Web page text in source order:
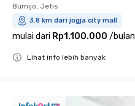
Bumijo, Jetis
3.8 km dari jogja city mall
mulai dari Rp1.100.000 /bulan
Lihat info lebih banyak